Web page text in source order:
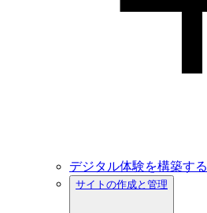
デジタル体験を構築する
サイトの作成と管理